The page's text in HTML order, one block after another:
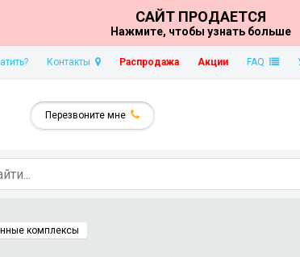
САЙТ ПРОДАЕТСЯ
Нажмите, чтобы узнать больше
Контакты Распродажа Акции FAQ
Перезвоните мне
комплексы